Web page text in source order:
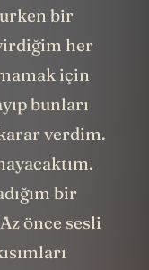
bir
her
için
bunları
verdim.
bir
önce sesli